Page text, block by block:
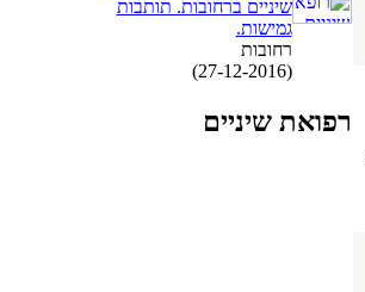
שיניים ברחובות. תותבות
גמישות.
רחובות
(27-12-2016)
רפואת שיניים